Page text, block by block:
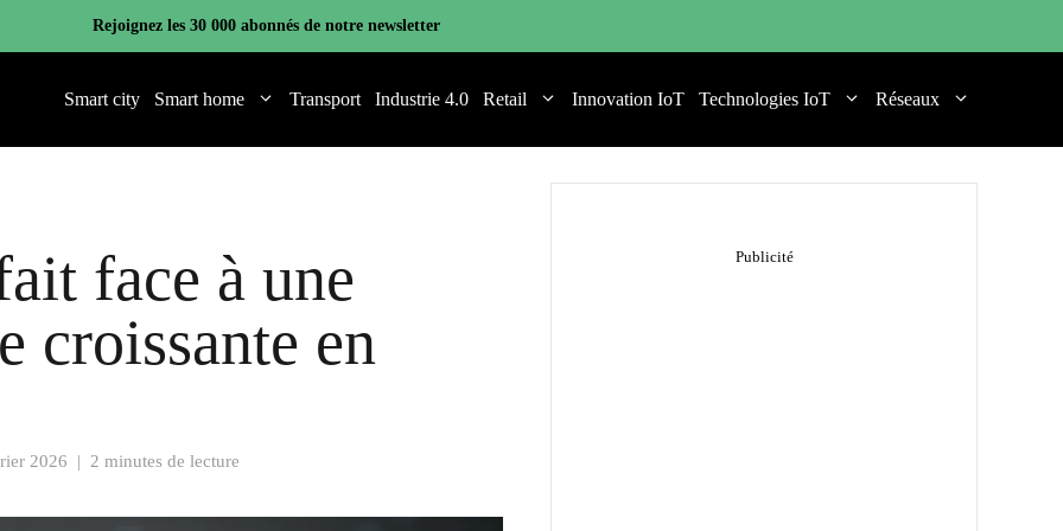
Rejoignez les 30 000 abonnés de notre newsletter
Smart city Smart home Transport Industrie 4.0 Retail Innovation IoT Technologies IoT Réseaux
face à une
croissante en
2026 | 2 minutes de lecture